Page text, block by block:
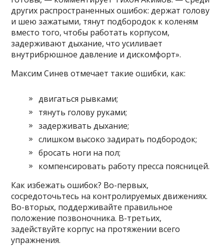
других распространенных ошибок: держат голову
и шею зажатыми, тянут подбородок к коленям
вместо того, чтобы работать корпусом,
задерживают дыхание, что усиливает
внутрибрюшное давление и дискомфорт».
Максим Синев отмечает такие ошибки, как:
двигаться рывками;
тянуть голову руками;
задерживать дыхание;
слишком высоко задирать подбородок;
бросать ноги на пол;
компенсировать работу пресса поясницей.
Как избежать ошибок? Во-первых,
сосредоточьтесь на контролируемых движениях.
Во-вторых, поддерживайте правильное
положение позвоночника. В-третьих,
задействуйте корпус на протяжении всего
упражнения.